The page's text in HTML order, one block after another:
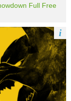
Full Free
i